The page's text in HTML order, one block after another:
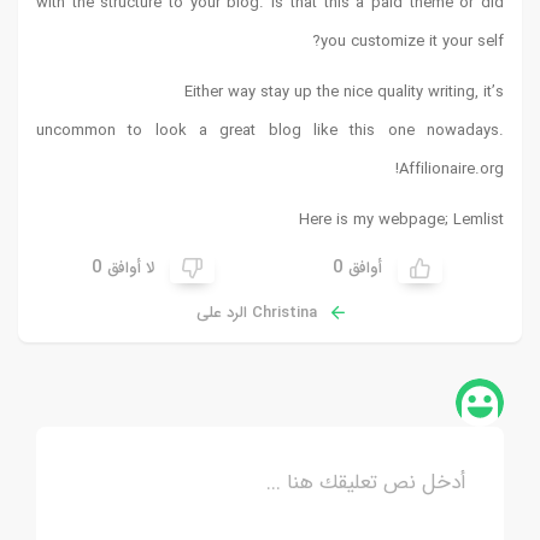
you customize it your self?
Either way stay up the nice quality writing, it’s
uncommon to look a great blog like this one nowadays.
Affilionaire.org
!
Here is my webpage; Lemlist
أوافق 0 لا أوافق 0
Christina الرد على